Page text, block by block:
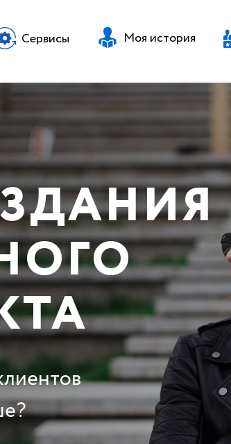
Сервисы Моя история